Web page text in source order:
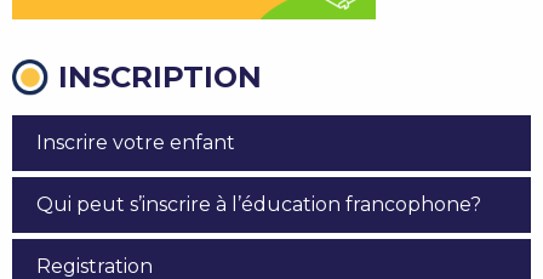
INSCRIPTION
Inscrire votre enfant
Qui peut s’inscrire à l’éducation francophone?
Registration